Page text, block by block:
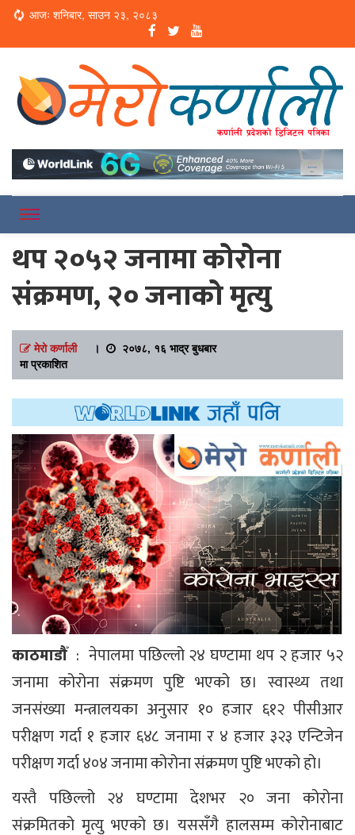
Loading...
आजः शनिबार, साउन २३, २०८३
Merokarnali
थप २०५२ जनामा कोरोना
संक्रमण, २० जनाको मृत्यु
मेरो कर्णाली।
२०७८, १६ भाद्र बुधबार
मा प्रकाशित
काठमाडौँ: नेपालमा पछिल्लो २४ घण्टामा थप २ हजार ५२
जनामा कोरोना संक्रमण पुष्टि भएको छ। स्वास्थ्य तथा
जनसंख्या मन्त्रालयका अनुसार १० हजार ६१२ पीसीआर
परीक्षण गर्दा १ हजार ६४८ जनामा र ४ हजार ३२३ एन्टिजेन
परीक्षण गर्दा ४०४ जनामा कोरोना संक्रमण पुष्टि भएको हो।
यस्तै पछिल्लो २४ घण्टामा देशभर २० जना कोरोना
संक्रमितको मृत्यु भएको छ। यससँगै हालसम्म कोरोनाबाट